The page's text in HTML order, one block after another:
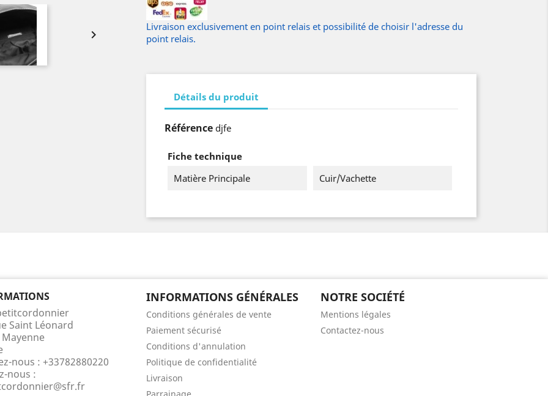

Livraison exclusivement en point relais et possibilité de choisir l'adresse du
point relais.
Détails du produit
Référence djfe
Fiche technique
Matière Principale
Cuir/vachette
Saint Léonard
Mayenne
nous : +33782880220
nous :
INFORMATIONS GÉNÉRALES
Conditions générales de vente
Paiement sécurisé
Conditions d'annulation
Politique de confidentialité
Livraison
NOTRE SOCIÉTÉ
Mentions légales
Contactez-nous